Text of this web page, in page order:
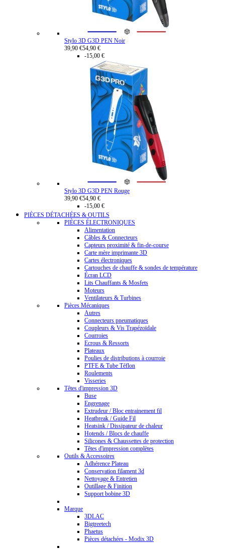
Stylo 3D G3D PEN Noir
39,90 €54,90 €
-15,00 €
Stylo 3D G3D PEN Rouge
39,90 €54,90 €
-15,00 €
PIÈCES DÉTACHÉES & OUTILS
PIÈCES ÉLECTRONIQUES
Alimentation
Câbles & Connecteurs
Capteurs proximité & fin-de-course
Carte mère imprimante 3D
Cartes électroniques
Cartouches de chauffe & sondes de température
Écran LCD
Lits Chauffants & Mosfets
Moteurs
Ventilateurs & Turbines
Pièces Mécaniques
Autres
Connecteurs pneumatiques
Coupleurs & Vis Trapézoïdale
Courroies
Ecrous & Ressorts
Plateaux
Poulies de distributions à courroie
PTFE & Tube Téflon
Roulements
Visseries
Têtes d'impression 3D
Buse
Engrenage
Extrudeur / Bloc entrainement fil
Heatbreak / Guide Fil
Heatsink / Dissipateur de chaleur
Hotends / Blocs de chauffe
Silicones & Chaussettes de protection
Têtes d'impression complètes
Outils & Accessoires
Adhérence Plateau
Conservation filament 3d
Nettoyage & Entretien
Outillage & Finition
Support bobine 3D
Marque
3DLAC
Bigtreetech
Phaetus
Pièces détachées - Modix 3D